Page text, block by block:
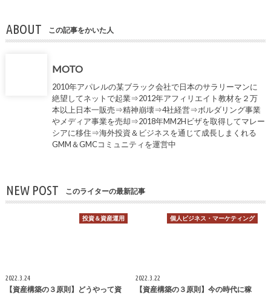
ABOUT この記事をかいた人
MOTO
2010年アパレルの某ブラック会社で日本のサラリーマンに
絶望してネットで起業⇒2012年アフィリエイト教材を２万
本以上日本一販売⇒精神崩壊⇒4社経営⇒ボルダリング事業
やメディア事業を売却⇒2018年MM2Hビザを取得してマレー
シアに移住⇒海外投資＆ビジネスを通じて成長しまくれる
GMM＆GMCコミュニティを運営中
NEW POST このライターの最新記事
投資＆資産運用
2022.3.24
【資産構築の３原則】どうやって資
個人ビジネス・マーケティング
2022.3.22
【資産構築の３原則】今の時代に稼